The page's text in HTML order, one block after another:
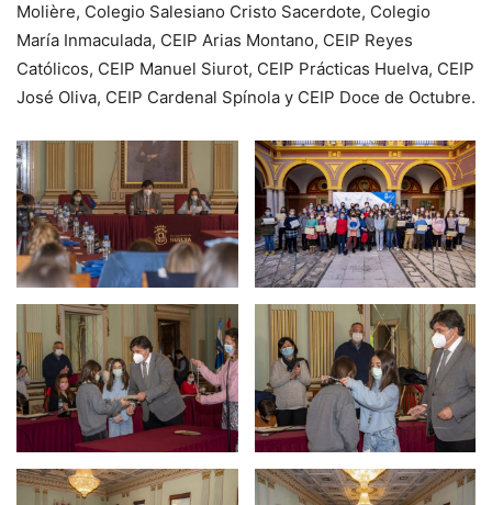
Molière, Colegio Salesiano Cristo Sacerdote, Colegio
María Inmaculada, CEIP Arias Montano, CEIP Reyes
Católicos, CEIP Manuel Siurot, CEIP Prácticas Huelva, CEIP
José Oliva, CEIP Cardenal Spínola y CEIP Doce de Octubre.